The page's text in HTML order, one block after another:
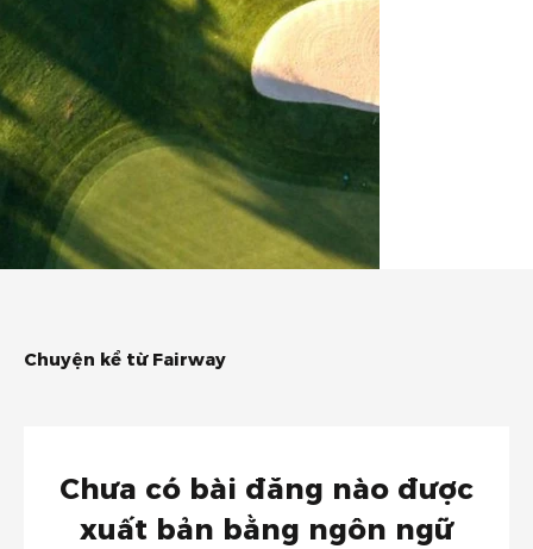
Chuyện kể từ Fairway
Chưa có bài đăng nào được
xuất bản bằng ngôn ngữ